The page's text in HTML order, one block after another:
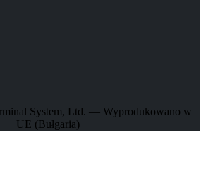
System, Ltd. — Wyprodukowano w
UE (Bułgaria)